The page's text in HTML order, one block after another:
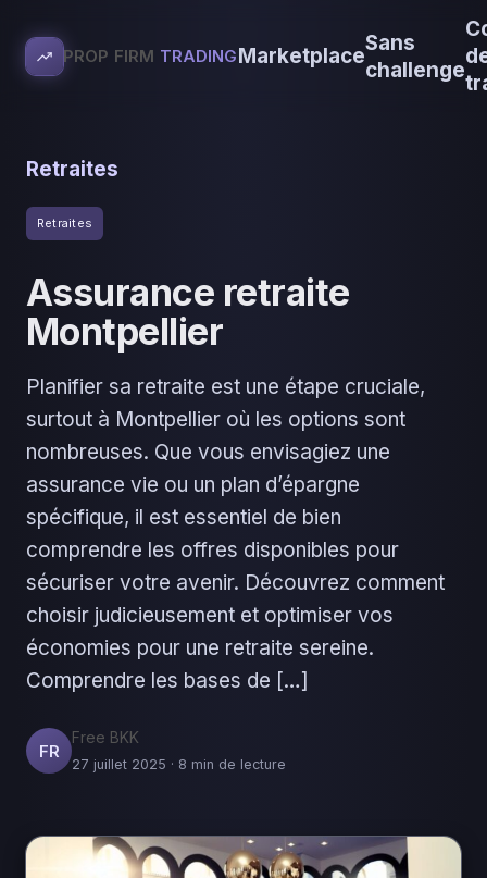
PROP FIRM TRADINGMarketplace
Sans
challenge
Retraites
Retraites
Assurance retraite
Montpellier
Planifier sa retraite est une étape cruciale,
surtout à Montpellier où les options sont
nombreuses. Que vous envisagiez une
assurance vie ou un plan d’épargne
spécifique, il est essentiel de bien
comprendre les offres disponibles pour
sécuriser votre avenir. Découvrez comment
choisir judicieusement et optimiser vos
économies pour une retraite sereine.
Comprendre les bases de […]
FR
Free BKK
27 juillet 2025 · 8 min de lecture